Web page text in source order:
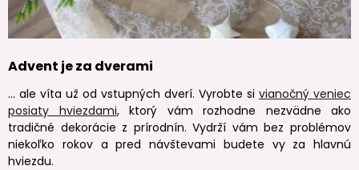
Advent je za dverami
… ale víta už od vstupných dverí. Vyrobte si vianočný veniec
posiaty hviezdami, ktorý vám rozhodne nezvädne ako
tradičné dekorácie z prírodnín. Vydrží vám bez problémov
niekoľko rokov a pred návštevami budete vy za hlavnú
hviezdu.